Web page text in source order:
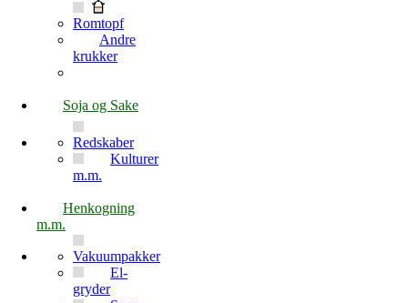
Romtopf
Andre
krukker
Soja og Sake
Redskaber
Kulturer
m.m.
Henkogning
m.m.
Vakuumpakker
El-
gryder